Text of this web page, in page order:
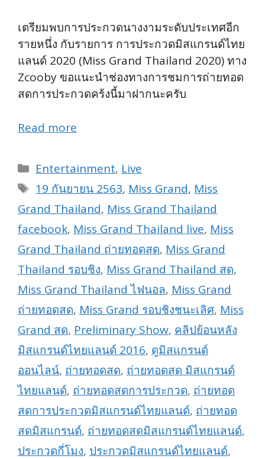
เตรียมพบการประกวดนางงามระดับประเทศอีก
รายหนึ่ง กับรายการ การประกวดมิสแกรนด์ไทย
แลนด์ 2020 (Miss Grand Thailand 2020) ทาง
Zcooby ขอแนะนำช่องทางการชมการถ่ายทอด
สดการประกวดคร้งนี้มาฝากนะครับ
Read more
Categories
Entertainment, Live
Tags
19 กันยายน 2563, Miss Grand, Miss
Grand Thailand, Miss Grand Thailand
facebook, Miss Grand Thailand live, Miss
Grand Thailand ถ่ายทอดสด, Miss Grand
Thailand รอบชิง, Miss Grand Thailand สด,
Miss Grand Thailand ไฟนอล, Miss Grand
ถ่ายทอดสด, Miss Grand รอบชิงชนะเลิศ, Miss
Grand สด, Preliminary Show, คลิปย้อนหลัง
มิสแกรนด์ไทยแลนด์ 2016, ดูมิสแกรนด์
ออนไลน์, ถ่ายทอดสด, ถ่ายทอดสด มิสแกรนด์
ไทยแลนด์, ถ่ายทอดสดการประกวด, ถ่ายทอด
สดการประกวดมิสแกรนด์ไทยแลนด์, ถ่ายทอด
สดมิสแกรนด์, ถ่ายทอดสดมิสแกรนด์ไทยแลนด์,
ประกวดกี่โมง, ประกวดมิสแกรนด์ไทยแลนด์,